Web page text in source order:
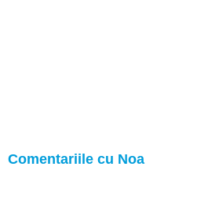
Comentariile cu Noa